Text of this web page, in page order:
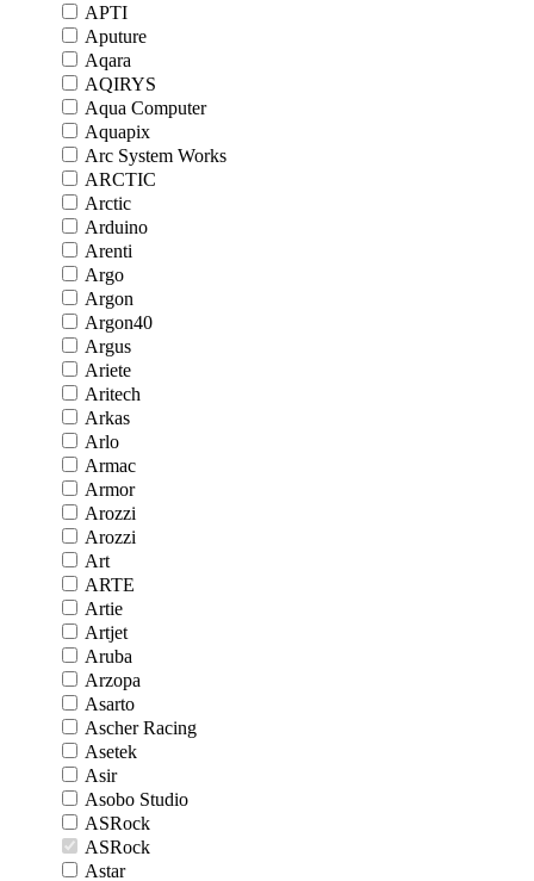
APTI
Aputure
Aqara
AQIRYS
Aqua Computer
Aquapix
Arc System Works
ARCTIC
Arctic
Arduino
Arenti
Argo
Argon
Argon40
Argus
Ariete
Aritech
Arkas
Arlo
Armac
Armor
Arozzi
Arozzi
Art
ARTE
Artie
Artjet
Aruba
Arzopa
Asarto
Ascher Racing
Asetek
Asir
Asobo Studio
ASRock
ASRock
Astar